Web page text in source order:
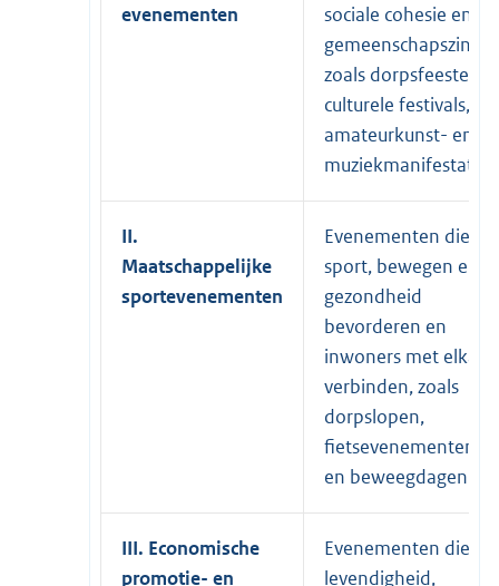
evenementen
sociale cohesie en
gemeenschapszin,
zoals dorpsfeesten,
culturele festivals,
amateurkunst- en
muziekmanifestaties.
II.
Maatschappelijke
sportevenementen
Evenementen die
sport, bewegen en
gezondheid
bevorderen en
inwoners met elkaar
verbinden, zoals
dorpslopen,
fietsevenementen
en beweegdagen.
III. Economische
promotie- en
Evenementen die de
levendigheid,